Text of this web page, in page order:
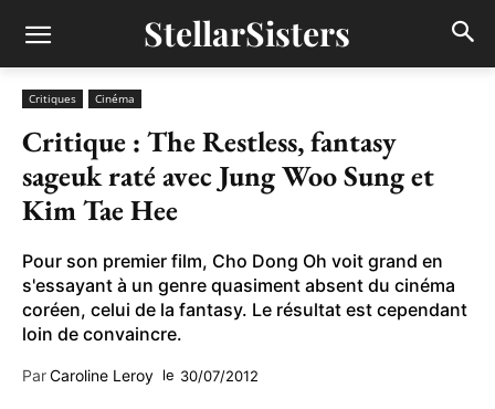
StellarSisters
Critiques Cinéma
Critique : The Restless, fantasy
sageuk raté avec Jung Woo Sung et
Kim Tae Hee
Pour son premier film, Cho Dong Oh voit grand en
s'essayant à un genre quasiment absent du cinéma
coréen, celui de la fantasy. Le résultat est cependant
loin de convaincre.
ParCaroline Leroy le 30/07/2012